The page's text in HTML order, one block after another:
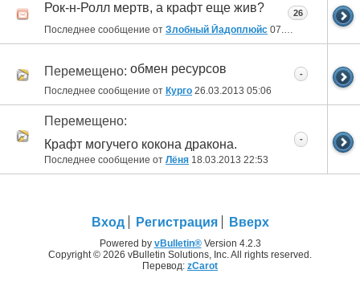
Рок-н-Ролл мертв, а крафт еще жив?
Последнее сообщение от Злобный Йадоплюйс 07.11.2013 06:52
26
Перемещено: обмен ресурсов
Последнее сообщение от Курго 26.03.2013 05:06
-
Перемещено:
Крафт могучего кокона дракона.
Последнее сообщение от Лёня 18.03.2013 22:53
-
Вход Регистрация Вверх
Powered by vBulletin®Version 4.2.3
Copyright © 2026 vBulletin Solutions, Inc. All rights reserved.
Перевод: zCarot